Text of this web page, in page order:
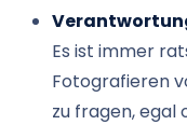
Es ist immer
Fotografieren
zu fragen, egal